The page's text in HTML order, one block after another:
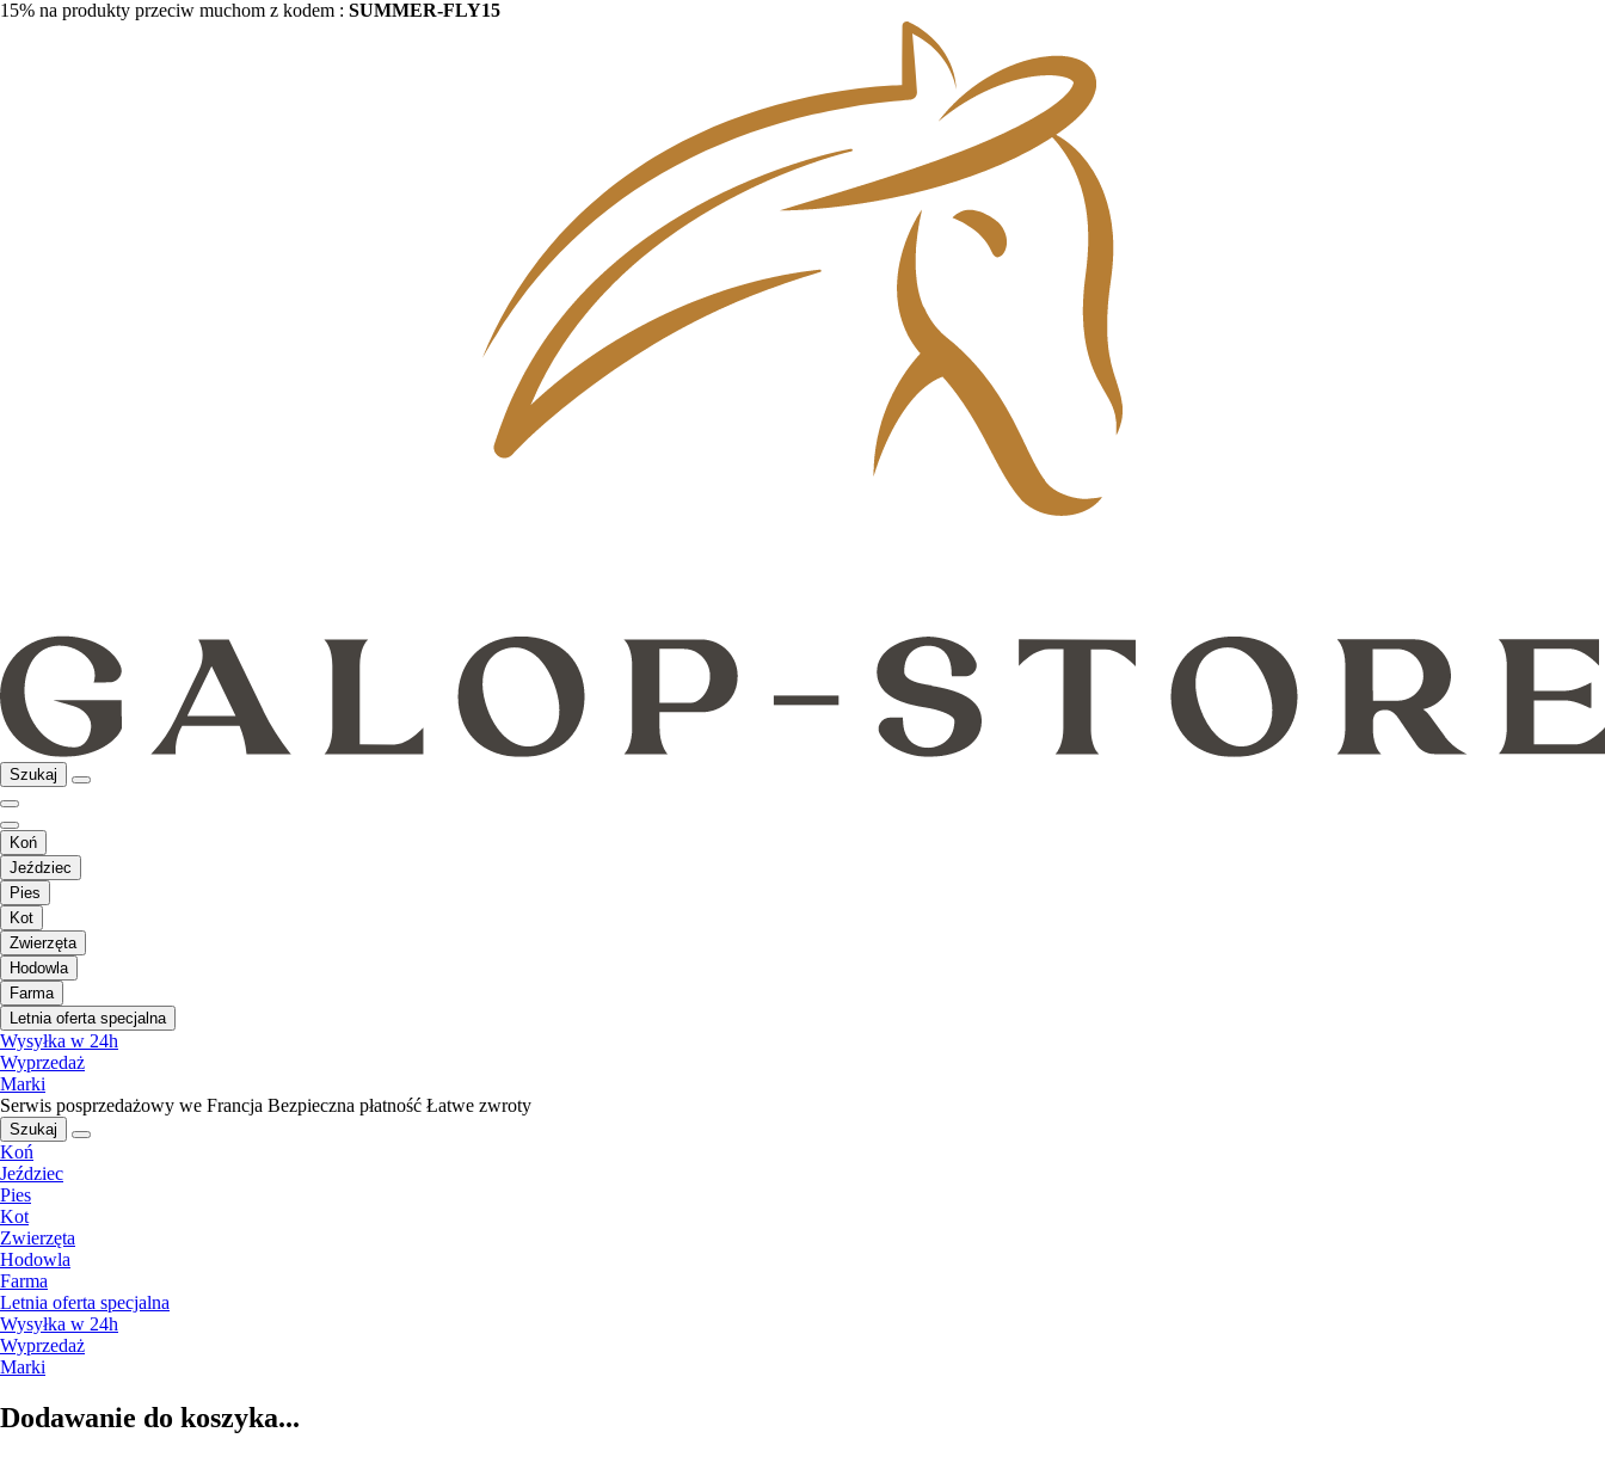
15% na produkty przeciw muchom z kodem : SUMMER-FLY15
Szukaj
Koń
Jeździec
Pies
Kot
Zwierzęta
Hodowla
Farma
Letnia oferta specjalna
Wysyłka w 24h
Wyprzedaż
Marki
Serwis posprzedażowy we Francja Bezpieczna płatność Łatwe zwroty
Szukaj
Koń
Jeździec
Pies
Kot
Zwierzęta
Hodowla
Farma
Letnia oferta specjalna
Wysyłka w 24h
Wyprzedaż
Marki
Dodawanie do koszyka...